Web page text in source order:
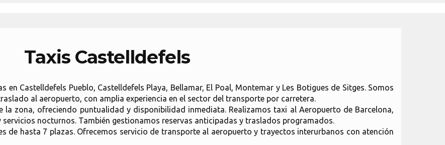
Taxis Castelldefels
Castelldefels Pueblo, Castelldefels Playa, Bellamar, El Poal, Montemar y Les Botigues de Sitges. Somos
al aeropuerto, con amplia experiencia en el sector del transporte por carretera.
la zona, ofreciendo puntualidad y disponibilidad inmediata. Realizamos taxi al Aeropuerto de Barcelona,
servicios nocturnos. También gestionamos reservas anticipadas y traslados programados.
de hasta 7 plazas. Ofrecemos servicio de transporte al aeropuerto y trayectos interurbanos con atención